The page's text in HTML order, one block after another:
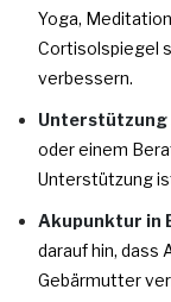
Yoga,
Cortisolspiegel
verbessern.
Unterstützung
oder einem
Unterstützung
Akupunktur in
darauf hin, dass
Gebärmutter